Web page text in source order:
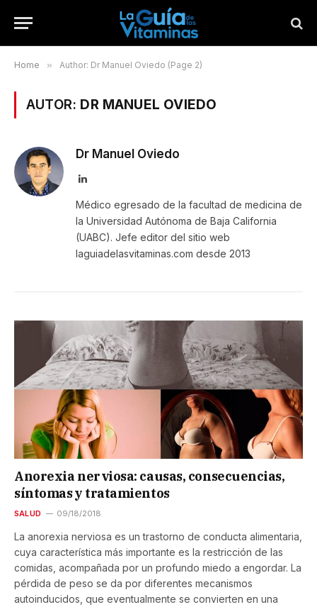
Home » Author: Dr Manuel Oviedo (Page 2)
AUTOR: DR MANUEL OVIEDO
Dr Manuel Oviedo
LinkedIn
Médico egresado de la facultad de medicina de
la Universidad Autónoma de Baja California
(UABC). Jefe editor del sitio web
laguiadelasvitaminas.com desde 2013
Anorexia nerviosa: causas, consecuencias,
síntomas y tratamientos
SALUD 09/18/2018
La anorexia nerviosa es un trastorno de conducta alimentaria,
cuya característica más importante es la restricción de las
comidas, acompañada por un profundo miedo a engordar. La
pérdida de peso se da por diferentes mecanismos
autoinducidos, que eventualmente se convierten en una